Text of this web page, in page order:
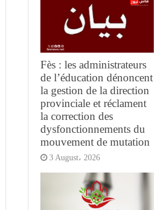
Fès : les administrateurs
de l’éducation dénoncent
la gestion de la direction
provinciale et réclament
la correction des
dysfonctionnements du
mouvement de mutation
3 August، 2026